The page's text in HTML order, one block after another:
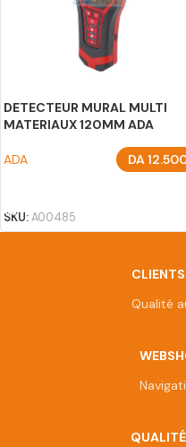
DETECTEUR MURAL MULTI
MATERIAUX 120MM ADA
ADA DA
SKU:A00485
Qualité